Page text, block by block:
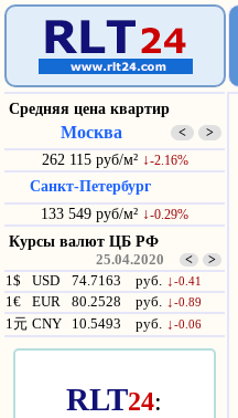
Средняя цена квартир
Москва < >
262 115 руб/м² ↓-2.16%
Санкт-Петербург
133 549 руб/м² ↓-0.29%
Курсы валют ЦБ РФ
25.04.2020 < >
1$ USD 74.7163 руб. ↓-0.41
1€ EUR 80.2528 руб. ↓-0.89
1元 CNY 10.5493 руб. ↓-0.06
RLT24: